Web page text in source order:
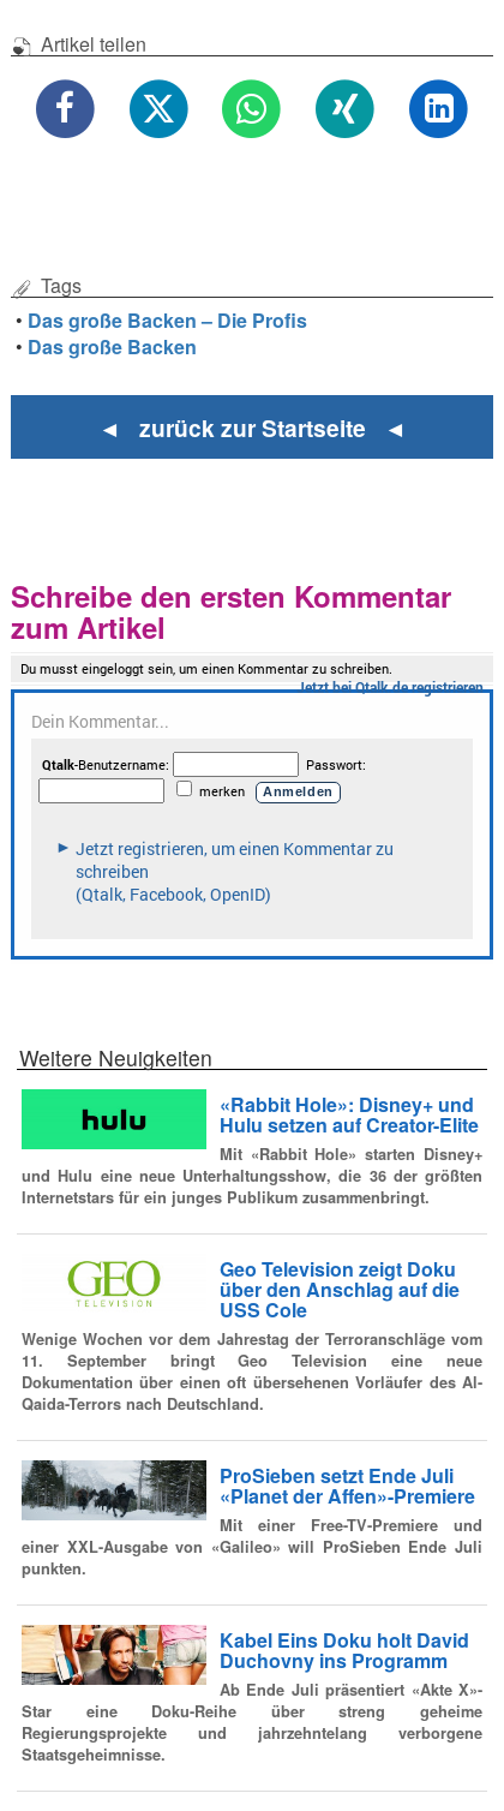
Artikel teilen
Tags
• Das große Backen – Die Profis
• Das große Backen
◄ zurück zur Startseite ◄
Schreibe den ersten Kommentar
zum Artikel
Weitere Neuigkeiten
«Rabbit Hole»: Disney+ und
Hulu setzen auf Creator-Elite
Mit «Rabbit Hole» starten Disney+
und Hulu eine neue Unterhaltungsshow, die 36 der größten
Internetstars für ein junges Publikum zusammenbringt.
Geo Television zeigt Doku
über den Anschlag auf die
USS Cole
Wenige Wochen vor dem Jahrestag der Terroranschläge vom
11. September bringt Geo Television eine neue
Dokumentation über einen oft übersehenen Vorläufer des Al-
Qaida-Terrors nach Deutschland.
ProSieben setzt Ende Juli
«Planet der Affen»-Premiere
Mit einer Free-TV-Premiere und
einer XXL-Ausgabe von «Galileo» will ProSieben Ende Juli
punkten.
Kabel Eins Doku holt David
Duchovny ins Programm
Ab Ende Juli präsentiert «Akte X»-
Star eine Doku-Reihe über streng geheime
Regierungsprojekte und jahrzehntelang verborgene
Staatsgeheimnisse.